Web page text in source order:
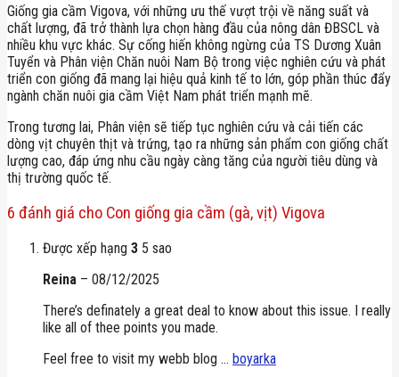
Giống gia cầm Vigova, với những ưu thế vượt trội về năng suất và
chất lượng, đã trở thành lựa chọn hàng đầu của nông dân ĐBSCL và
nhiều khu vực khác. Sự cống hiến không ngừng của TS Dương Xuân
Tuyển và Phân viện Chăn nuôi Nam Bộ trong việc nghiên cứu và phát
triển con giống đã mang lại hiệu quả kinh tế to lớn, góp phần thúc đẩy
ngành chăn nuôi gia cầm Việt Nam phát triển mạnh mẽ.
Trong tương lai, Phân viện sẽ tiếp tục nghiên cứu và cải tiến các
dòng vịt chuyên thịt và trứng, tạo ra những sản phẩm con giống chất
lượng cao, đáp ứng nhu cầu ngày càng tăng của người tiêu dùng và
thị trường quốc tế.
6 đánh giá cho Con giống gia cầm (gà, vịt) Vigova
Được xếp hạng 3 5 sao
Reina – 08/12/2025
There’s definately a great deal to know about this issue. I really
like all of thee points you made.
Feel free to visit my webb blog … boyarka